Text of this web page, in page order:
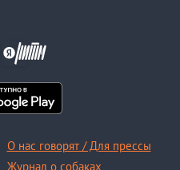
О нас говорят / Для прессы
Журнал о собаках